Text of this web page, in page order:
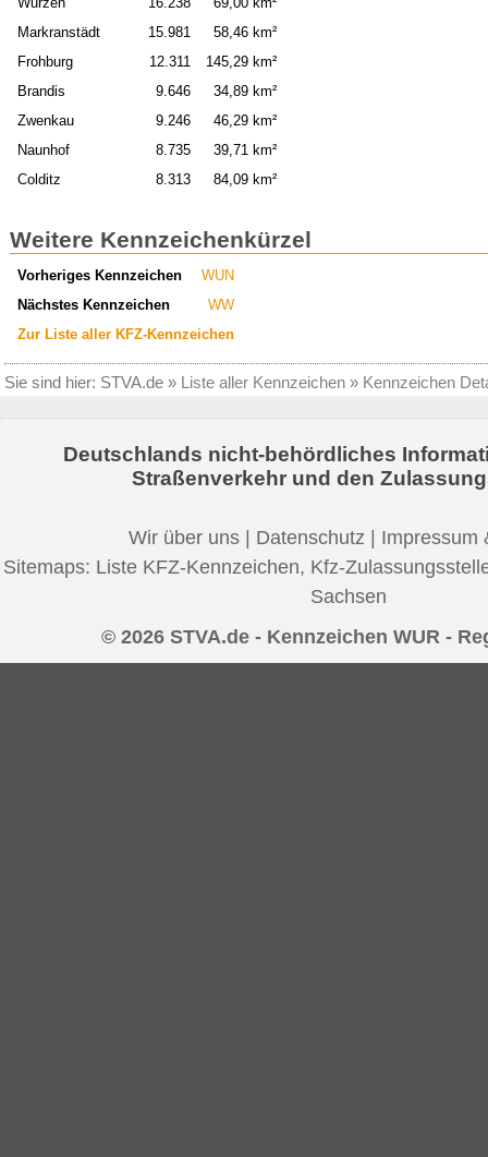
Markranstädt
15.981
58,46 km²
Frohburg
12.311
145,29 km²
Brandis
9.646
34,89 km²
Zwenkau
9.246
46,29 km²
Naunhof
8.735
39,71 km²
Colditz
8.313 84,09 km²
Weitere Kennzeichenkürzel
Vorheriges Kennzeichen
WUN
Nächstes Kennzeichen
WW
Zur Liste aller KFZ-Kennzeichen
Sie sind hier: STVA.de » Liste aller Kennzeichen » Kennzeichen
Deutschlands nicht-behördliches
Straßenverkehr und den
Wir über uns | Datenschutz | Impressum
Sitemaps: Liste KFZ-Kennzeichen, Kfz-
Sachsen
© 2026 STVA.de - Kennzeichen WUR -